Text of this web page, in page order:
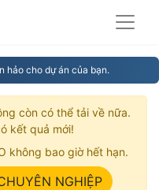
cho dự án của bạn.
còn có thể tải về nữa.
kết quả mới!
không bao giờ hết hạn.
NGHIỆP